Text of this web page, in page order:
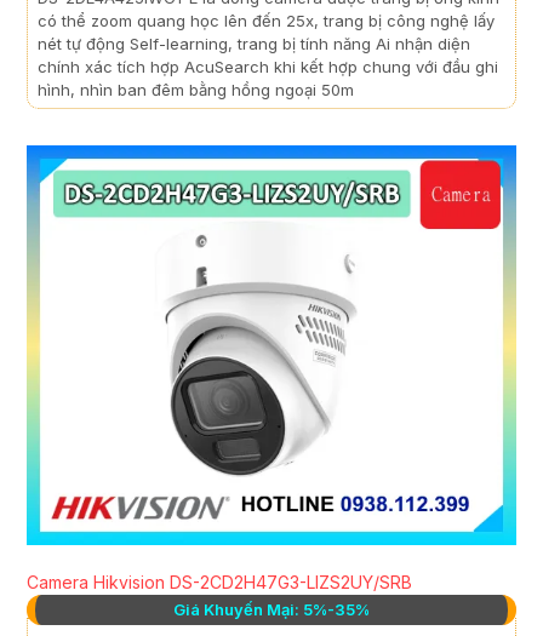
có thể zoom quang học lên đến 25x, trang bị công nghệ lấy
nét tự động Self-learning, trang bị tính năng Ai nhận diện
chính xác tích hợp AcuSearch khi kết hợp chung với đầu ghi
hình, nhìn ban đêm bằng hồng ngoại 50m
Camera Hikvision DS-2CD2H47G3-LIZS2UY/SRB
Giá Khuyến Mại: 5%-35%